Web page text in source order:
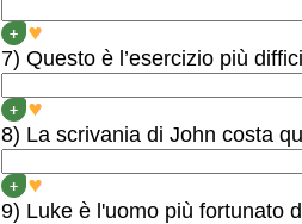
+
7) Questo è l’esercizio più
+
8) La scrivania di John costa
+
9) Luke è l'uomo più fortunato